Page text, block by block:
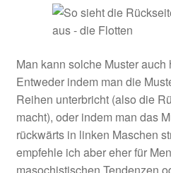
Man kann solche Muster auch
Entweder indem man die
Reihen unterbricht (also die
macht), oder indem man das
rückwärts in linken Maschen
empfehle ich aber eher für
masochistischen Tendenzen